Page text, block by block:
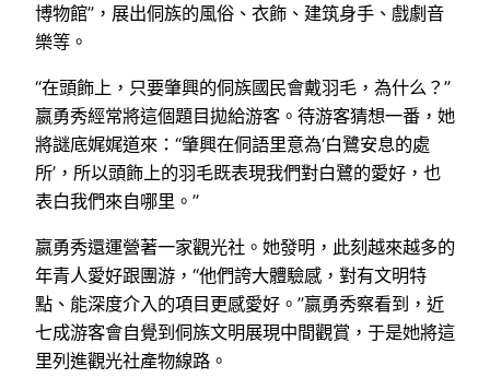
博物館”，展出侗族的風俗、衣飾、建筑身手、戲劇音
樂等。
“在頭飾上，只要肇興的侗族國民會戴羽毛，為什么？”
嬴勇秀經常將這個題目拋給游客。待游客猜想一番，她
將謎底娓娓道來：“肇興在侗語里意為‘白鷺安息的處
所’，所以頭飾上的羽毛既表現我們對白鷺的愛好，也
表白我們來自哪里。”
嬴勇秀還運營著一家觀光社。她發明，此刻越來越多的
年青人愛好跟團游，“他們誇大體驗感，對有文明特
點、能深度介入的項目更感愛好。”嬴勇秀察看到，近
七成游客會自覺到侗族文明展現中間觀賞，于是她將這
里列進觀光社產物線路。